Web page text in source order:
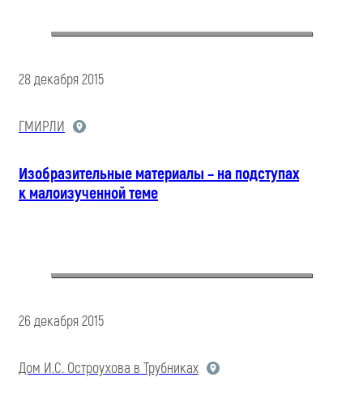
28 декабря 2015
ГМИРЛИ
Изобразительные материалы – на подступах
к малоизученной теме
26 декабря 2015
Дом И.С. Остроухова в Трубниках